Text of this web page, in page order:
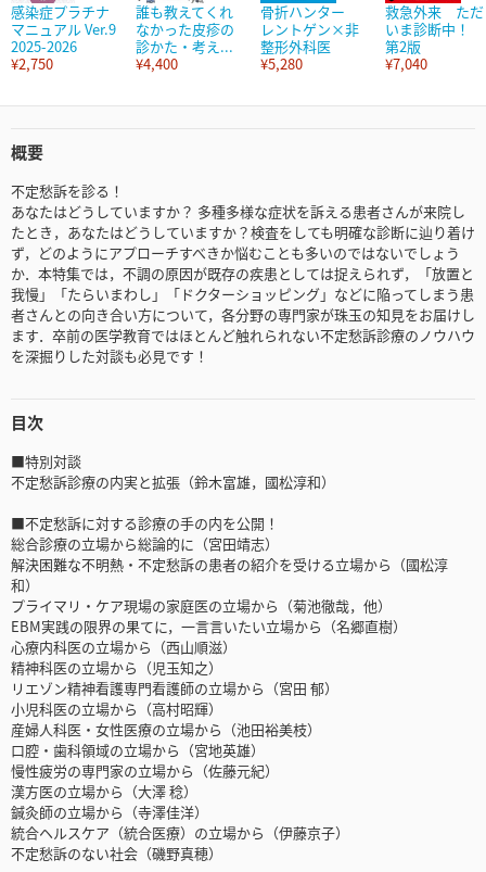
感染症プラチナ
マニュアル Ver.9
2025-2026
¥2,750
誰も教えてくれ
なかった皮疹の
診かた・考え...
¥4,400
骨折ハンター
レントゲン×非
整形外科医
¥5,280
救急外来 ただ
いま診断中！
第2版
¥7,040
概要
不定愁訴を診る！
あなたはどうしていますか？ 多種多様な症状を訴える患者さんが来院し
たとき，あなたはどうしていますか？検査をしても明確な診断に辿り着け
ず，どのようにアプローチすべきか悩むことも多いのではないでしょう
か．本特集では，不調の原因が既存の疾患としては捉えられず，「放置と
我慢」「たらいまわし」「ドクターショッピング」などに陥ってしまう患
者さんとの向き合い方について，各分野の専門家が珠玉の知見をお届けし
ます．卒前の医学教育ではほとんど触れられない不定愁訴診療のノウハウ
を深掘りした対談も必見です！
目次
■特別対談
不定愁訴診療の内実と拡張（鈴木富雄，國松淳和）
■不定愁訴に対する診療の手の内を公開！
総合診療の立場から総論的に（宮田靖志）
解決困難な不明熱・不定愁訴の患者の紹介を受ける立場から（國松淳
和）
プライマリ・ケア現場の家庭医の立場から（菊池徹哉，他）
EBM実践の限界の果てに，一言言いたい立場から（名郷直樹）
心療内科医の立場から（西山順滋）
精神科医の立場から（児玉知之）
リエゾン精神看護専門看護師の立場から（宮田 郁）
小児科医の立場から（高村昭輝）
産婦人科医・女性医療の立場から（池田裕美枝）
口腔・歯科領域の立場から（宮地英雄）
慢性疲労の専門家の立場から（佐藤元紀）
漢方医の立場から（大澤 稔）
鍼灸師の立場から（寺澤佳洋）
統合ヘルスケア（統合医療）の立場から（伊藤京子）
不定愁訴のない社会（磯野真穂）